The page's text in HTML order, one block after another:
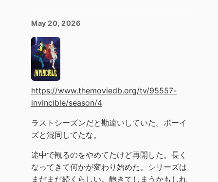
May 20, 2026
https://www.themoviedb.org/tv/95557-
invincible/season/4
ラストシーズンだと勘違いしていた。ボーイ
ズと混同してたな。
途中で観るのをやめてたけど再開した。長く
なってきて何かが変わり始めた。シリーズは
まだまだ続くらしい。飽きてしまうかもしれ